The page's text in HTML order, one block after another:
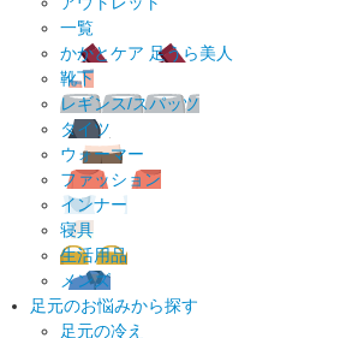
一覧
かかとケア 足うら美人
靴下
レギンス/スパッツ
タイツ
ウォーマー
ファッション
インナー
寝具
生活用品
メンズ
足元のお悩みから探す
足元の冷え